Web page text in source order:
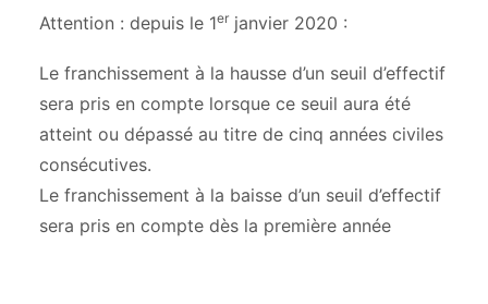
Attention : depuis le 1er janvier 2020 :
Le franchissement à la hausse d’un seuil d’effectif
sera pris en compte lorsque ce seuil aura été
atteint ou dépassé au titre de cinq années civiles
consécutives.
Le franchissement à la baisse d’un seuil d’effectif
sera pris en compte dès la première année